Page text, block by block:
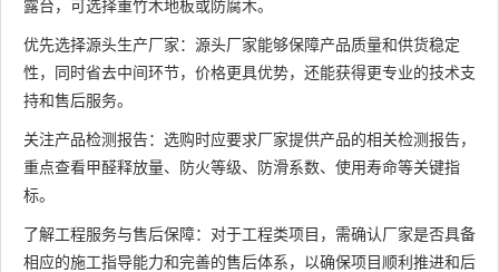
露台，可选择重竹木地板或防腐木。
优先选择源头生产厂家：源头厂家能够保障产品质量和供货稳定
性，同时省去中间环节，价格更具优势，还能获得更专业的技术支
持和售后服务。
关注产品检测报告：选购时应要求厂家提供产品的相关检测报告，
重点查看甲醛释放量、防火等级、防滑系数、使用寿命等关键指
标。
了解工程服务与售后保障：对于工程类项目，需确认厂家是否具备
相应的施工指导能力和完善的售后体系，以确保项目顺利推进和后